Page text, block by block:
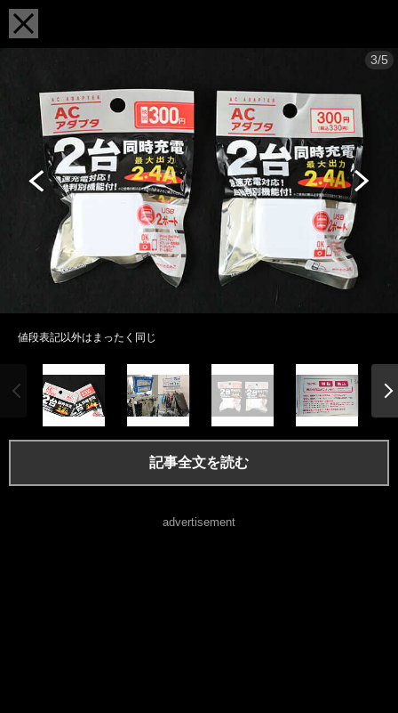
3/5
値段表記以外はまったく同じ
記事全文を読む
advertisement